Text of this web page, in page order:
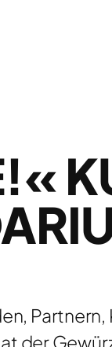
der